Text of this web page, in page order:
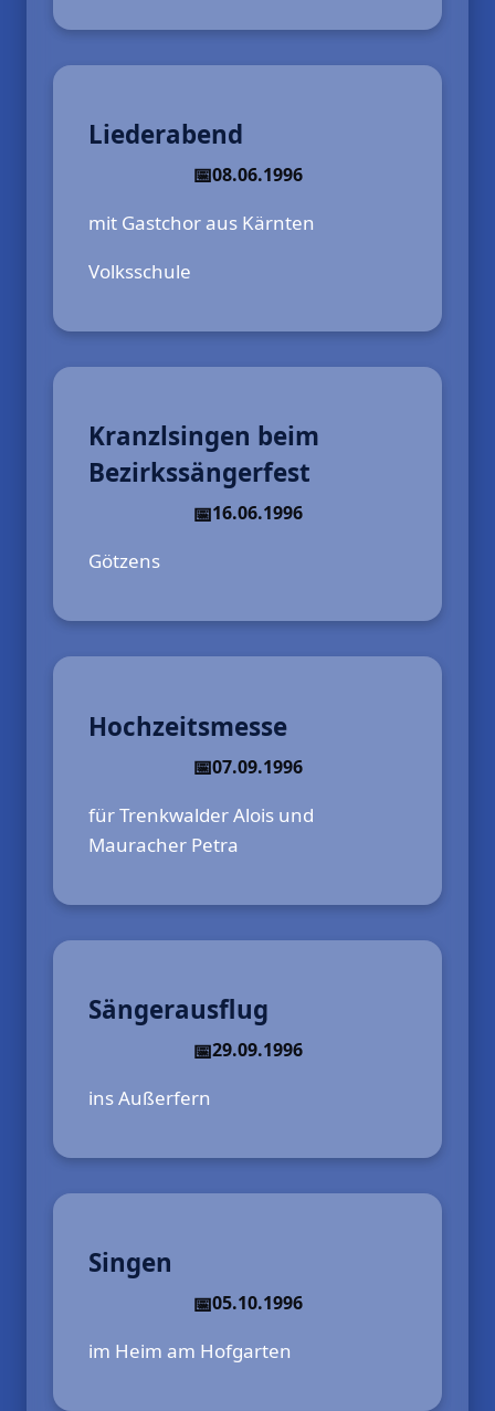
Liederabend
08.06.1996
mit Gastchor aus Kärnten
Volksschule
Kranzlsingen beim
Bezirkssängerfest
16.06.1996
Götzens
Hochzeitsmesse
07.09.1996
für Trenkwalder Alois und
Mauracher Petra
Sängerausflug
29.09.1996
ins Außerfern
Singen
05.10.1996
im Heim am Hofgarten